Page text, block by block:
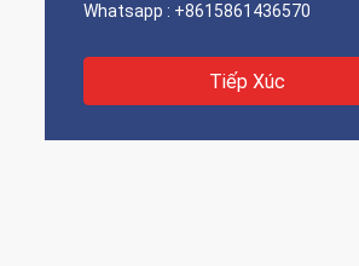
Whatsapp : +8615861436570
Tiếp Xúc